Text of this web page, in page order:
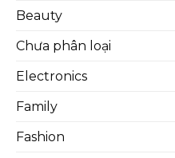
Beauty
Chưa phân loại
Electronics
Family
Fashion